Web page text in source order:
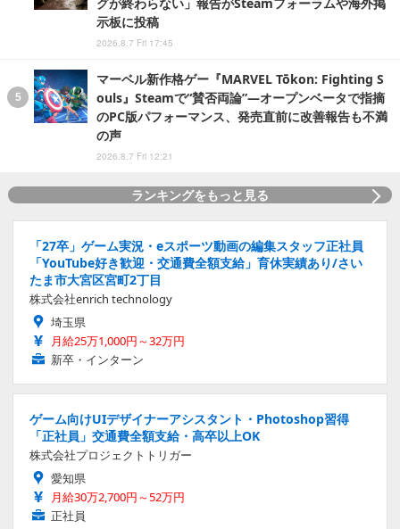
示板に投稿
2026.8.7 Fri 17:45
マーベル新作格ゲー『MARVEL Tōkon: Fighting S
ouls』Steamで“賛否両論”―オープンベータで指摘
のPC版パフォーマンス、発売直前に改善報告も不満
の声
2026.8.7 Fri 12:21
ランキングをもっと見る
「27卒」ゲーム実況・eスポーツ動画の編集スタッフ正社員
「YouTube好き歓迎・交通費全額支給」育休実績あり/さい
たま市大宮区宮町2丁目
株式会社enrich technology
埼玉県
月給25万1,000円～32万円
新卒・インターン
ゲーム向けUIデザイナーアシスタント・Photoshop習得
「正社員」交通費全額支給・高卒以上OK
株式会社プロジェクトトリガー
愛知県
月給30万2,700円～52万円
正社員